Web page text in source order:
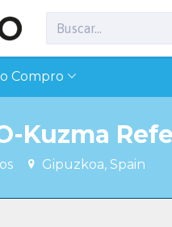
Compro
Kuzma
Gipuzkoa, Spain